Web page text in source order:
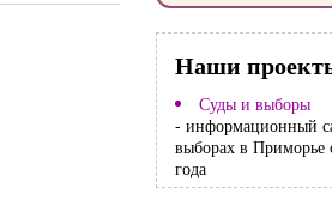
Наши
Суды и выборы
- информационный
выборах в Приморье
года